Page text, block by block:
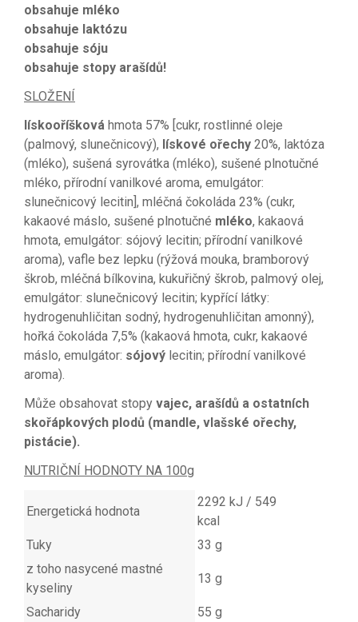
obsahuje mléko
obsahuje laktózu
obsahuje sóju
obsahuje stopy arašídů!
SLOŽENÍ
lískooříšková hmota 57% [cukr, rostlinné oleje
(palmový, slunečnicový), lískové ořechy 20%, laktóza
(mléko), sušená syrovátka (mléko), sušené plnotučné
mléko, přírodní vanilkové aroma, emulgátor:
slunečnicový lecitin], mléčná čokoláda 23% (cukr,
kakaové máslo, sušené plnotučné mléko, kakaová
hmota, emulgátor: sójový lecitin; přírodní vanilkové
aroma), vafle bez lepku (rýžová mouka, bramborový
škrob, mléčná bílkovina, kukuřičný škrob, palmový olej,
emulgátor: slunečnicový lecitin; kypřící látky:
hydrogenuhličitan sodný, hydrogenuhličitan amonný),
hořká čokoláda 7,5% (kakaová hmota, cukr, kakaové
máslo, emulgátor: sójový lecitin; přírodní vanilkové
aroma).
Může obsahovat stopy vajec, arašídů a ostatních
skořápkových plodů (mandle, vlašské ořechy,
pistácie).
NUTRIČNÍ HODNOTY NA 100g
Energetická hodnota
2292 kJ / 549
kcal
Tuky
33 g
z toho nasycené mastné
kyseliny
13 g
Sacharidy 55 g